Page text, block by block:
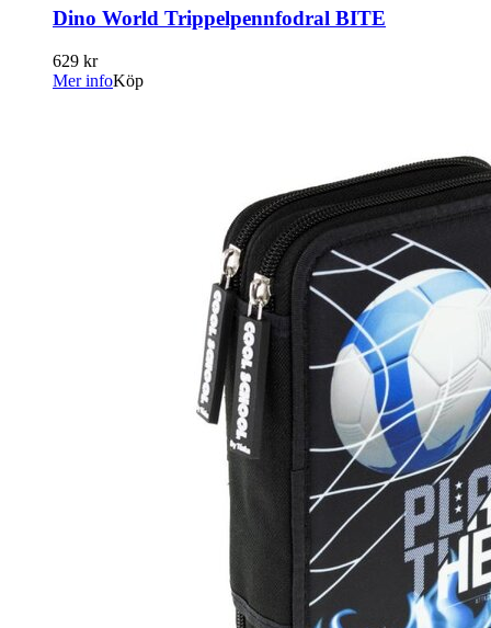
Dino World Trippelpennfodral BITE
629 kr
Mer infoKöp